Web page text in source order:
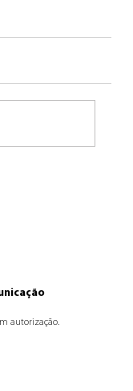
autorização.